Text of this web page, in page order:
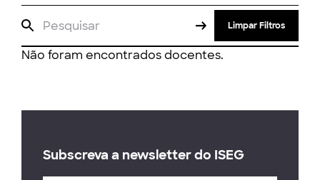
Limpar Filtros
Não foram encontrados docentes.
Subscreva a newsletter do ISEG